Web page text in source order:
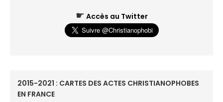
☛ Accès au Twitter
2015-2021 : CARTES DES ACTES CHRISTIANOPHOBES
EN FRANCE